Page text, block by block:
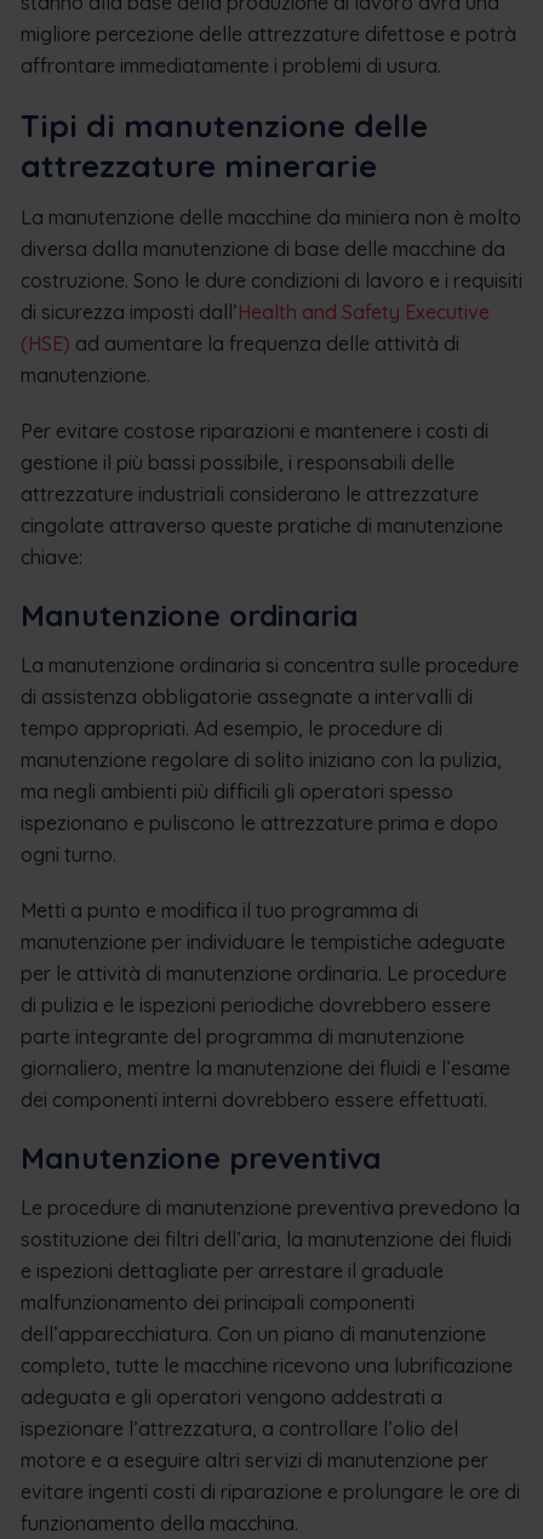
migliore percezione delle attrezzature difettose e potrà
affrontare immediatamente i problemi di usura.
Tipi di manutenzione delle
attrezzature minerarie
La manutenzione delle macchine da miniera non è molto
diversa dalla manutenzione di base delle macchine da
costruzione. Sono le dure condizioni di lavoro e i requisiti
di sicurezza imposti dall’Health and Safety Executive
(HSE) ad aumentare la frequenza delle attività di
manutenzione.
Per evitare costose riparazioni e mantenere i costi di
gestione il più bassi possibile, i responsabili delle
attrezzature industriali considerano le attrezzature
cingolate attraverso queste pratiche di manutenzione
chiave:
Manutenzione ordinaria
La manutenzione ordinaria si concentra sulle procedure
di assistenza obbligatorie assegnate a intervalli di
tempo appropriati. Ad esempio, le procedure di
manutenzione regolare di solito iniziano con la pulizia,
ma negli ambienti più difficili gli operatori spesso
ispezionano e puliscono le attrezzature prima e dopo
ogni turno.
Metti a punto e modifica il tuo programma di
manutenzione per individuare le tempistiche adeguate
per le attività di manutenzione ordinaria. Le procedure
di pulizia e le ispezioni periodiche dovrebbero essere
parte integrante del programma di manutenzione
giornaliero, mentre la manutenzione dei fluidi e l’esame
dei componenti interni dovrebbero essere effettuati.
Manutenzione preventiva
Le procedure di manutenzione preventiva prevedono la
sostituzione dei filtri dell’aria, la manutenzione dei fluidi
e ispezioni dettagliate per arrestare il graduale
malfunzionamento dei principali componenti
dell’apparecchiatura. Con un piano di manutenzione
completo, tutte le macchine ricevono una lubrificazione
adeguata e gli operatori vengono addestrati a
ispezionare l’attrezzatura, a controllare l’olio del
motore e a eseguire altri servizi di manutenzione per
evitare ingenti costi di riparazione e prolungare le ore di
funzionamento della macchina.